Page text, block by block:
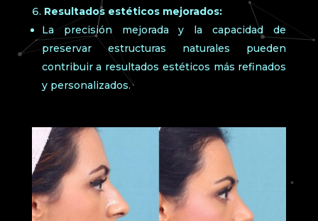
Resultados estéticos mejorados:
La precisión mejorada y la capacidad de
preservar estructuras naturales pueden
contribuir a resultados estéticos más refinados
y personalizados.